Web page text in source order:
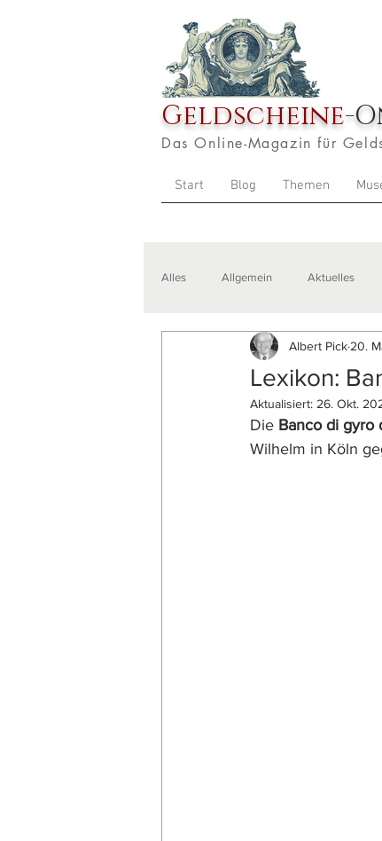
Geldscheine-
Das Online-Magazin für
Start Blog Themen
Alles Allgemein Aktuelles
Veranstaltungen Zitate
Lexikon:
Albert Pick 20.
Aktualisiert: 26. Okt.
Die Banco di gyro
Wilhelm in Köln